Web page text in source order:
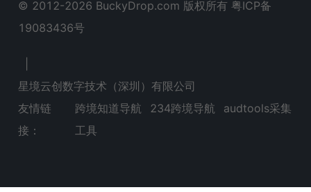
© 2012-2026 BuckyDrop.com 版权所有 粤ICP备
19083436号
星境云创数字技术（深圳）有限公司
友情链
接：
跨境知道导航 234跨境导航
audtools采集
工具